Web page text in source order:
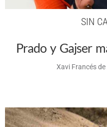
SIN
Prado y Gajser
Xavi Francés